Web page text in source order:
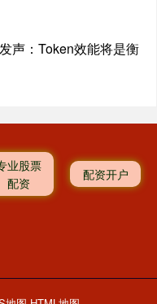
声：Token效能将是衡
业股票
配资
配资开户